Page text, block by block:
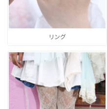
リング